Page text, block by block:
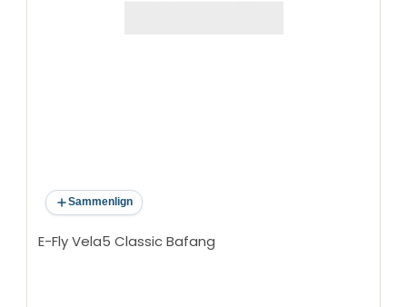
Sammenlign
E-Fly Vela5 Classic Bafang